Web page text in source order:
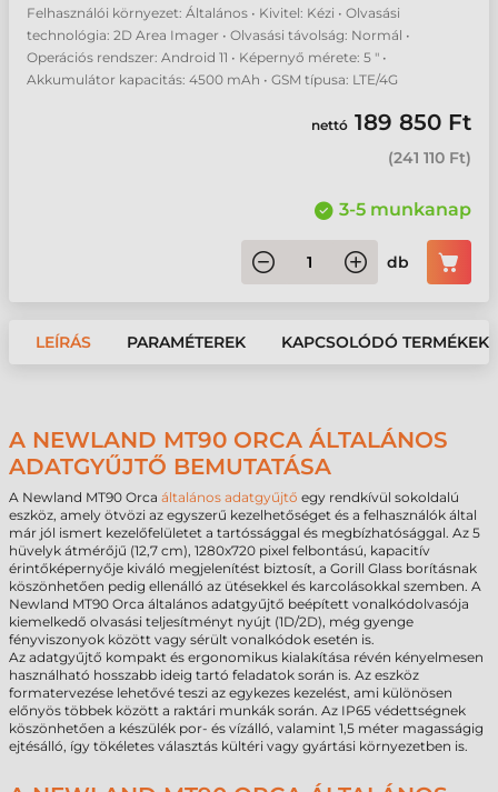
Felhasználói környezet: Általános • Kivitel: Kézi • Olvasási
technológia: 2D Area Imager • Olvasási távolság: Normál •
Operációs rendszer: Android 11 • Képernyő mérete: 5 " •
Akkumulátor kapacitás: 4500 mAh • GSM típusa: LTE/4G
nettó 189 850 Ft
(241 110 Ft)
3-5 munkanap
db
LEÍRÁS PARAMÉTEREK KAPCSOLÓDÓ TERMÉKEK
A NEWLAND MT90 ORCA ÁLTALÁNOS
ADATGYŰJTŐ BEMUTATÁSA
A Newland MT90 Orca általános adatgyűjtő egy rendkívül sokoldalú
eszköz, amely ötvözi az egyszerű kezelhetőséget és a felhasználók által
már jól ismert kezelőfelületet a tartóssággal és megbízhatósággal. Az 5
hüvelyk átmérőjű (12,7 cm), 1280x720 pixel felbontású, kapacitív
érintőképernyője kiváló megjelenítést biztosít, a Gorill Glass borításnak
köszönhetően pedig ellenálló az ütésekkel és karcolásokkal szemben. A
Newland MT90 Orca általános adatgyűjtő beépített vonalkódolvasója
kiemelkedő olvasási teljesítményt nyújt (1D/2D), még gyenge
fényviszonyok között vagy sérült vonalkódok esetén is.
Az adatgyűjtő kompakt és ergonomikus kialakítása révén kényelmesen
használható hosszabb ideig tartó feladatok során is. Az eszköz
formatervezése lehetővé teszi az egykezes kezelést, ami különösen
előnyös többek között a raktári munkák során. Az IP65 védettségnek
köszönhetően a készülék por- és vízálló, valamint 1,5 méter magasságig
ejtésálló, így tökéletes választás kültéri vagy gyártási környezetben is.